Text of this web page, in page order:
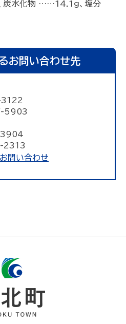
水化物 ……14.1g、塩分
お問い合わせ先
3122
5903
3904
2313
問い合わせ